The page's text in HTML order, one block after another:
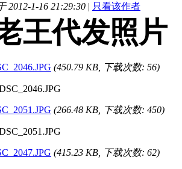
2012-1-16 21:29:30 | 只看该作者
王代发照片
(450.79 KB, 下载次数: 56)
(266.48 KB, 下载次数: 450)
(415.23 KB, 下载次数: 62)